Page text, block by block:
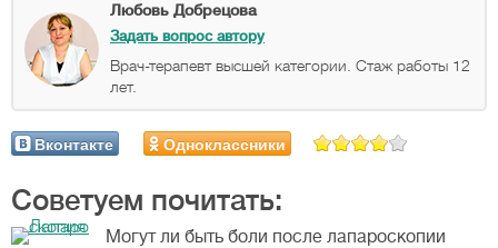
Любовь Добрецова
Задать вопрос автору
Врач-терапевт высшей категории. Стаж работы 12
лет.
Вконтакте Одноклассники
Советуем почитать:
Могут ли быть боли после лапароскопии